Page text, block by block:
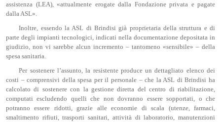
assistenza (LEA), «attualmente erogate dalla Fondazione privata e pagate
dalla ASL».
Inoltre, essendo la ASL di Brindisi già proprietaria della struttura e di
parte degli impianti tecnologici, indicati nella documentazione depositata in
giudizio, non vi sarebbe alcun incremento – tantomeno «sensibile» – della
spesa sanitaria.
Per sostenere l’assunto, la resistente produce un dettagliato elenco dei
costi – comprensivi della spesa per il personale – che la ASL di Brindisi ha
calcolato di sostenere con la gestione diretta del centro di riabilitazione,
computati escludendo quelli che non dovranno essere sopportati, o che
potranno essere ridotti, grazie alle economie di scala (utenze, farmaci,
smaltimento rifiuti, trasporti sanitari, attività di laboratorio, manutenzioni